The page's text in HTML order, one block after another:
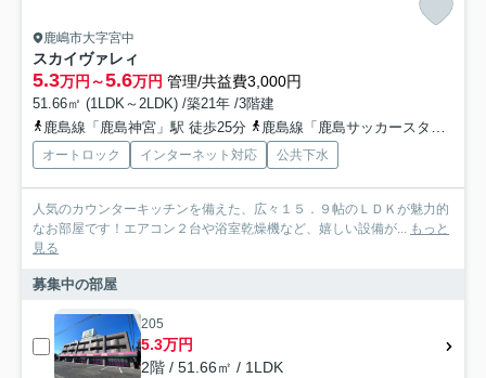
鹿嶋市大字宮中
スカイヴァレィ
5.3万円～5.6万円 管理/共益費3,000円
51.66㎡ (1LDK～2LDK) /築21年 /3階建
鹿島線「鹿島神宮」駅 徒歩25分
鹿島線「鹿島サッカースタジア」駅 徒歩21分
オートロック インターネット対応 公共下水
人気のカウンターキッチンを備えた、広々１５．９帖のＬＤＫが魅力的
なお部屋です！エアコン２台や浴室乾燥機など、嬉しい設備が... もっと
見る
募集中の部屋
205
5.3万円
2階 / 51.66㎡ / 1LDK